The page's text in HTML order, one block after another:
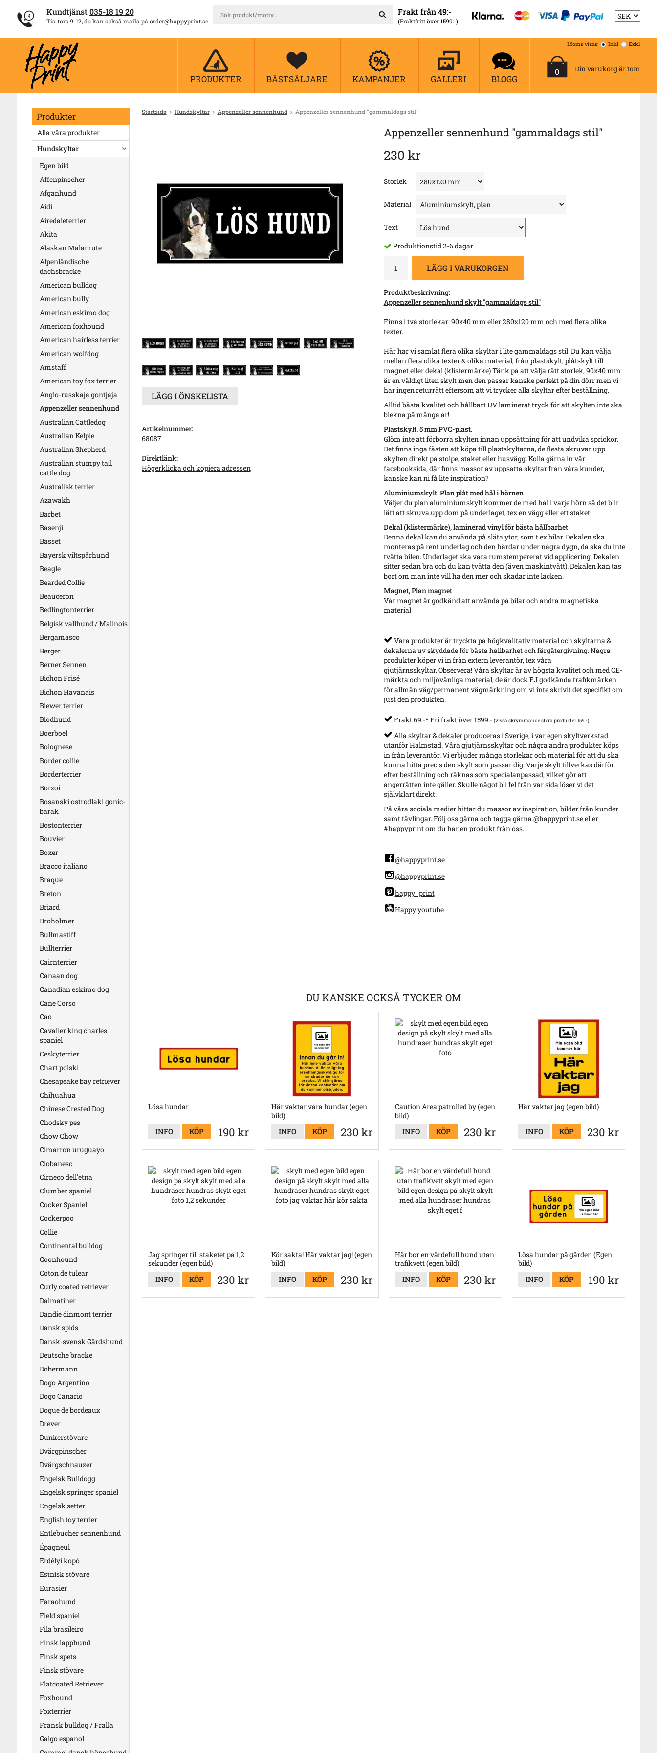
Kundtjänst 035-18 19 20
Tis-tors 9-12, du kan också maila på order@happyprint.se
Frakt från 49:-
(Fraktfritt över 1599:-)
PRODUKTER BÄSTSÄLJARE KAMPANJER GALLERI BLOGG
0 Din varukorg är tom
Moms visas: Inkl Exkl
Produkter
Alla våra produkter
Hundskyltar
Egen bild
Affenpinscher
Afganhund
Aidi
Airedaleterrier
Akita
Alaskan Malamute
Alpenländische
dachsbracke
American bulldog
American bully
American eskimo dog
American foxhound
American hairless terrier
American wolfdog
Amstaff
American toy fox terrier
Anglo-russkaja gontjaja
Appenzeller sennenhund
Australian Cattledog
Australian Kelpie
Australian Shepherd
Australian stumpy tail
cattle dog
Australisk terrier
Azawakh
Barbet
Basenji
Basset
Bayersk viltspårhund
Beagle
Bearded Collie
Beauceron
Bedlingtonterrier
Belgisk vallhund / Malinois
Bergamasco
Berger
Berner Sennen
Bichon Frisé
Bichon Havanais
Biewer terrier
Blodhund
Boerboel
Bolognese
Border collie
Borderterrier
Borzoi
Bosanski ostrodlaki gonic-
barak
Bostonterrier
Bouvier
Boxer
Bracco italiano
Braque
Breton
Briard
Broholmer
Bullmastiff
Bullterrier
Cairnterrier
Canaan dog
Canadian eskimo dog
Cane Corso
Cao
Cavalier king charles
spaniel
Ceskyterrier
Chart polski
Chesapeake bay retriever
Chihuahua
Chinese Crested Dog
Chodsky pes
Chow Chow
Cimarron uruguayo
Ciobanesc
Cirneco dell'etna
Clumber spaniel
Cocker Spaniel
Cockerpoo
Collie
Continental bulldog
Coonhound
Coton de tulear
Curly coated retriever
Dalmatiner
Dandie dinmont terrier
Dansk spids
Dansk-svensk Gårdshund
Deutsche bracke
Dobermann
Dogo Argentino
Dogo Canario
Dogue de bordeaux
Drever
Dunkerstövare
Dvärgpinscher
Dvärgschnauzer
Engelsk Bulldogg
Engelsk springer spaniel
Engelsk setter
English toy terrier
Entlebucher sennenhund
Épagneul
Erdélyi kopó
Estnisk stövare
Eurasier
Faraohund
Field spaniel
Fila brasileiro
Finsk lapphund
Finsk spets
Finsk stövare
Flatcoated Retriever
Foxhound
Foxterrier
Fransk bulldog / Fralla
Galgo espanol
Startsida Hundskyltar Appenzeller sennenhund Appenzeller sennenhund "gammaldags stil"
Appenzeller sennenhund "gammaldags stil"
230 kr
Storlek
Material
Text
Produktionstid 2-6 dagar
LÄGG I VARUKORGEN
Produktbeskrivning:
Appenzeller sennenhund skylt "gammaldags stil"
Finns i två storlekar: 90x40 mm eller 280x120 mm och med flera olika
texter.
Här har vi samlat flera olika skyltar i lite gammaldags stil. Du kan välja
mellan flera olika texter & olika material, från plastskylt, plåtskylt till
magnet eller dekal (klistermärke) Tänk på att välja rätt storlek, 90x40 mm
är en väldigt liten skylt men den passar kanske perfekt på din dörr men vi
har ingen returrätt eftersom att vi trycker alla skyltar efter beställning.
Alltid bästa kvalitet och hållbart UV laminerat tryck för att skylten inte ska
blekna på många år!
Plastskylt. 5 mm PVC-plast.
Glöm inte att förborra skylten innan uppsättning för att undvika sprickor.
Det finns inga fästen att köpa till plastskyltarna, de flesta skruvar upp
skylten direkt på stolpe, staket eller husvägg. Kolla gärna in vår
facebooksida, där finns massor av uppsatta skyltar från våra kunder,
kanske kan ni få lite inspiration?
Aluminiumskylt. Plan plåt med hål i hörnen
Väljer du plan aluminiumskylt kommer de med hål i varje hörn så det blir
lätt att skruva upp dom på underlaget, tex en vägg eller ett staket.
Dekal (klistermärke), laminerad vinyl för bästa hållbarhet
Denna dekal kan du använda på släta ytor, som t ex bilar. Dekalen ska
monteras på rent underlag och den härdar under några dygn, då ska du inte
tvätta bilen. Underlaget ska vara rumstempererat vid applicering. Dekalen
sitter sedan bra och du kan tvätta den (även maskintvätt). Dekalen kan tas
bort om man inte vill ha den mer och skadar inte lacken.
Magnet, Plan magnet
Vår magnet är godkänd att använda på bilar och andra magnetiska
material
Våra produkter är tryckta på högkvalitativ material och skyltarna &
dekalerna uv skyddade för bästa hållbarhet och färgåtergivning. Några
produkter köper vi in från extern leverantör, tex våra
gjutjärnsskyltar. Observera! Våra skyltar är av högsta kvalitet och med CE-
märkta och miljövänliga material, de är dock EJ godkända trafikmärken
för allmän väg/permanent vägmärkning om vi inte skrivit det specifikt om
just den produkten.
Frakt 69:-* Fri frakt över 1599:- (vissa skrymmande stora produkter 159:-)
Alla skyltar & dekaler produceras i Sverige, i vår egen skyltverkstad
utanför Halmstad. Våra gjutjärnsskyltar och några andra produkter köps
in från leverantör. Vi erbjuder många storlekar och material för att du ska
kunna hitta precis den skylt som passar dig. Varje skylt tillverkas därför
efter beställning och räknas som specialanpassad, vilket gör att
ångerrätten inte gäller. Skulle något bli fel från vår sida löser vi det
självklart direkt.
På våra sociala medier hittar du massor av inspiration, bilder från kunder
samt tävlingar. Följ oss gärna och tagga gärna @happyprint.se eller
#happyprint om du har en produkt från oss.
@happyprint.se
@happyprint.se
happy_print
Happy youtube
LÄGG I ÖNSKELISTA
Artikelnummer:
68087
Direktlänk:
Högerklicka och kopiera adressen
DU KANSKE OCKSÅ TYCKER OM
Lösa hundar
190 kr
INFO KÖP
Här vaktar våra hundar (egen
bild)
230 kr
INFO KÖP
Caution Area patrolled by (egen
bild)
230 kr
INFO KÖP
Här vaktar jag (egen bild)
230 kr
INFO KÖP
Jag springer till staketet på 1,2
sekunder (egen bild)
230 kr
INFO KÖP
Kör sakta! Här vaktar jag! (egen
bild)
230 kr
INFO KÖP
Här bor en värdefull hund utan
trafikvett (egen bild)
230 kr
INFO KÖP
Lösa hundar på gården (Egen
bild)
190 kr
INFO KÖP